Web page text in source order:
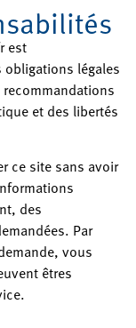
est
légales
et des libertés
ce site sans avoir
des
Par
vous
êtres